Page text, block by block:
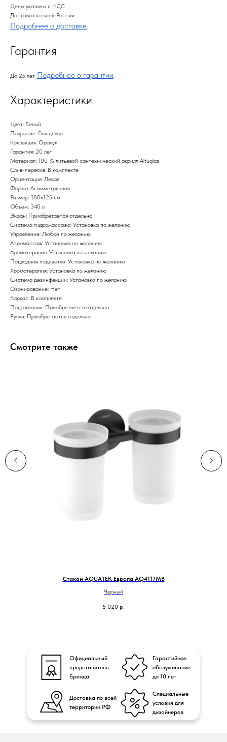
Цены указаны с НДС
Доставка по всей России
Подробнее о доставке.
Гарантия
До 25 лет. Подробнее о гарантии.
Характеристики
Цвет: Белый
Покрытие: Глянцевое
Коллекция: Оракул
Гарантия: 20 лет
Материал: 100 % литьевой сантехнический акрилл Altuglas
Слив-перелив: В комплекте
Ориентация: Левая
Форма: Асимметричная
Размер: 180х125 см
Объем: 340 л
Экран: Приобретается отдельно
Система гидромассажа: Установка по желанию
Управление: Любое по желанию
Аэромассаж: Установка по желанию
Ароматерапия: Установка по желанию
Подводная подсветка: Установка по желанию
Хромотерапия: Установка по желанию
Система дезинфекции: Установка по желанию
Озонирование: Нет
Каркас: В комплекте
Подголовник: Приобретается отдельно
Ручки: Приобретается отдельно
Смотрите также
Стакан AQUATEK Европа AQ4117MB
Черный
5 020 р.
Официальный
представитель
бренда
Доставка по всей
территории РФ
Гарантийное
обслуживание
до 10 лет
Специальные
условия для
дизайнеров